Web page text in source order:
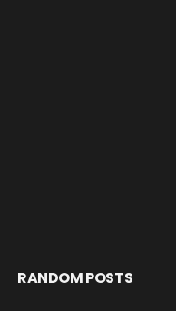
RANDOM POSTS